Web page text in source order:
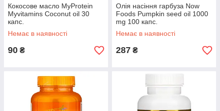
Кокосове масло MyProtein
Myvitamins Coconut oil 30
капс.
Немає в наявності
90 ₴
Олія насіння гарбуза Now
Foods Pumpkin seed oil 1000
mg 100 капс.
Немає в наявності
287 ₴